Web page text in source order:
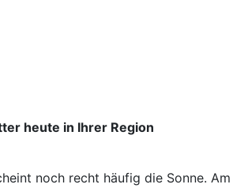
heute in Ihrer Region
noch recht häufig die Sonne. Am